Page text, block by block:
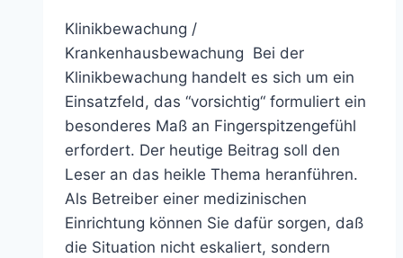
Klinikbewachung /
Krankenhausbewachung Bei der
Klinikbewachung handelt es sich um ein
Einsatzfeld, das “vorsichtig“ formuliert ein
besonderes Maß an Fingerspitzengefühl
erfordert. Der heutige Beitrag soll den
Leser an das heikle Thema heranführen.
Als Betreiber einer medizinischen
Einrichtung können Sie dafür sorgen, daß
die Situation nicht eskaliert, sondern